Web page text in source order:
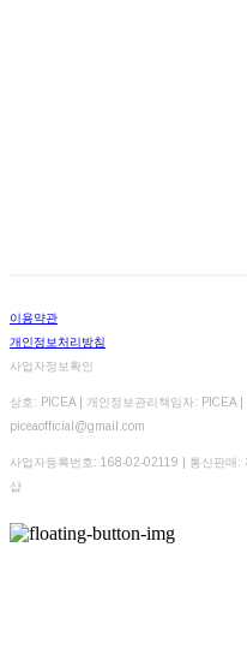
이용약관
개인정보처리방침
사업자정보확인
상호: PICEA | 개인정보관리책임자: PICEA
piceaofficial@gmail.com
사업자등록번호: 168-02-02119 | 통신판매:
샵